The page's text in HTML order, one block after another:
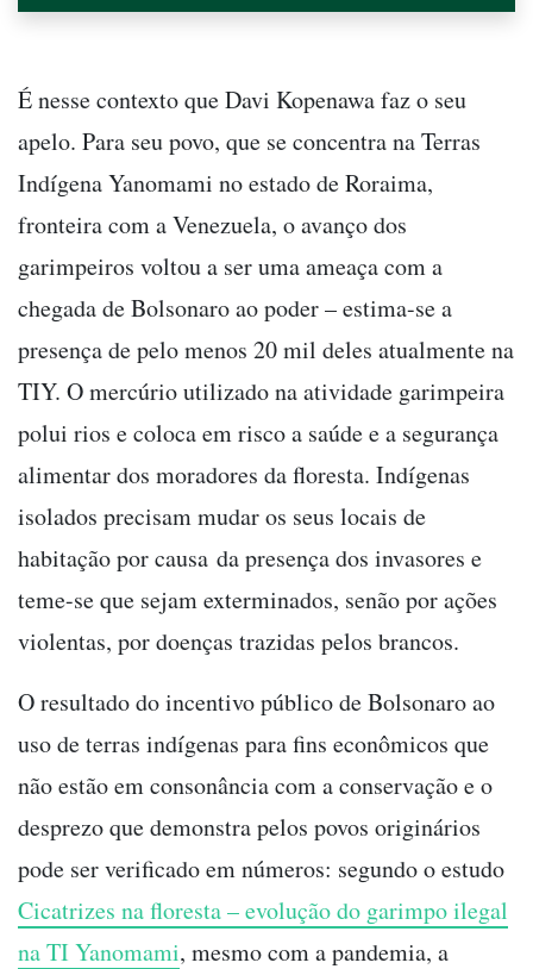
É nesse contexto que Davi Kopenawa faz o seu
apelo. Para seu povo, que se concentra na Terras
Indígena Yanomami no estado de Roraima,
fronteira com a Venezuela, o avanço dos
garimpeiros voltou a ser uma ameaça com a
chegada de Bolsonaro ao poder – estima-se a
presença de pelo menos 20 mil deles atualmente na
TIY. O mercúrio utilizado na atividade garimpeira
polui rios e coloca em risco a saúde e a segurança
alimentar dos moradores da floresta. Indígenas
isolados precisam mudar os seus locais de
habitação por causa da presença dos invasores e
teme-se que sejam exterminados, senão por ações
violentas, por doenças trazidas pelos brancos.
O resultado do incentivo público de Bolsonaro ao
uso de terras indígenas para fins econômicos que
não estão em consonância com a conservação e o
desprezo que demonstra pelos povos originários
pode ser verificado em números: segundo o estudo
Cicatrizes na floresta – evolução do garimpo ilegal
na TI Yanomami, mesmo com a pandemia, a